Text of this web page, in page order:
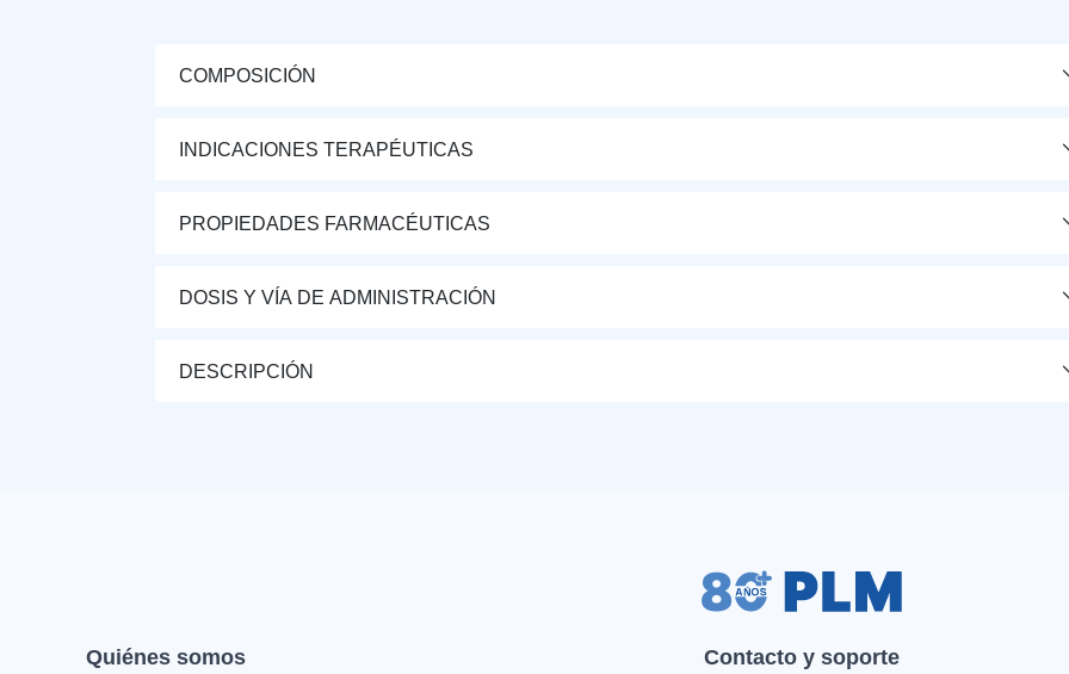
COMPOSICIÓN
INDICACIONES TERAPÉUTICAS
PROPIEDADES FARMACÉUTICAS
DOSIS Y VÍA DE ADMINISTRACIÓN
DESCRIPCIÓN
Quiénes somos Contacto y soporte